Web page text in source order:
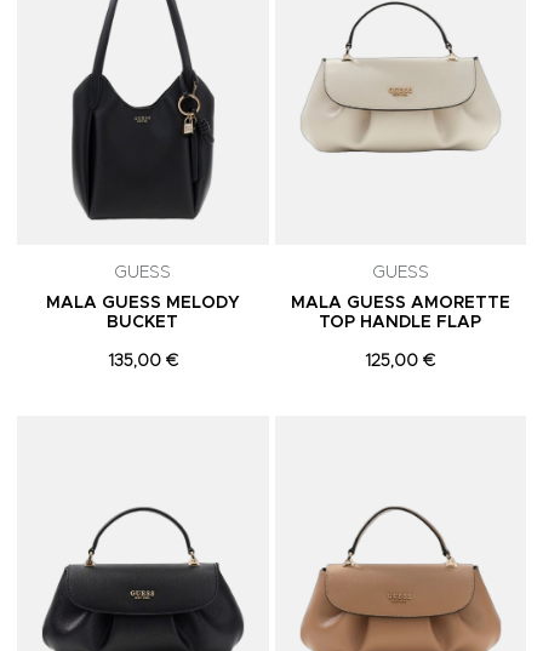
GUESS
MALA GUESS MELODY
BUCKET
135,00 €
GUESS
MALA GUESS AMORETTE
TOP HANDLE FLAP
125,00 €